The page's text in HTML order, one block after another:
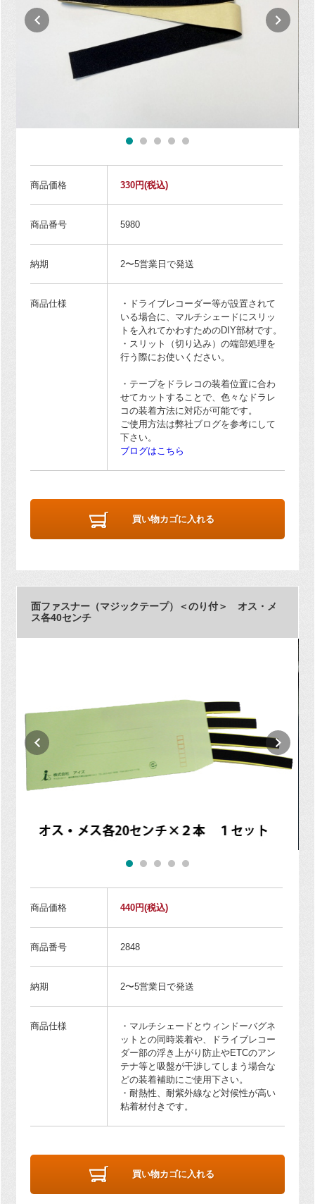
商品価格 330円(税込)
商品番号 5980
納期 2〜5営業日で発送
商品仕様
・ドライブレコーダー等が設置されて
いる場合に、マルチシェードにスリッ
トを入れてかわすためのDIY部材です。
・スリット（切り込み）の端部処理を
行う際にお使いください。
・テープをドラレコの装着位置に合わ
せてカットすることで、色々なドラレ
コの装着方法に対応が可能です。
ご使用方法は弊社ブログを参考にして
下さい。
ブログはこちら
買い物カゴに入れる
面ファスナー（マジックテープ）＜のり付＞ オス・メ
ス各40センチ
商品価格 440円(税込)
商品番号 2848
納期 2〜5営業日で発送
商品仕様
・マルチシェードとウィンドーバグネ
ットとの同時装着や、ドライブレコー
ダー部の浮き上がり防止やETCのアン
テナ等と吸盤が干渉してしまう場合な
どの装着補助にご使用下さい。
・耐熱性、耐紫外線など対候性が高い
粘着材付きです。
買い物カゴに入れる